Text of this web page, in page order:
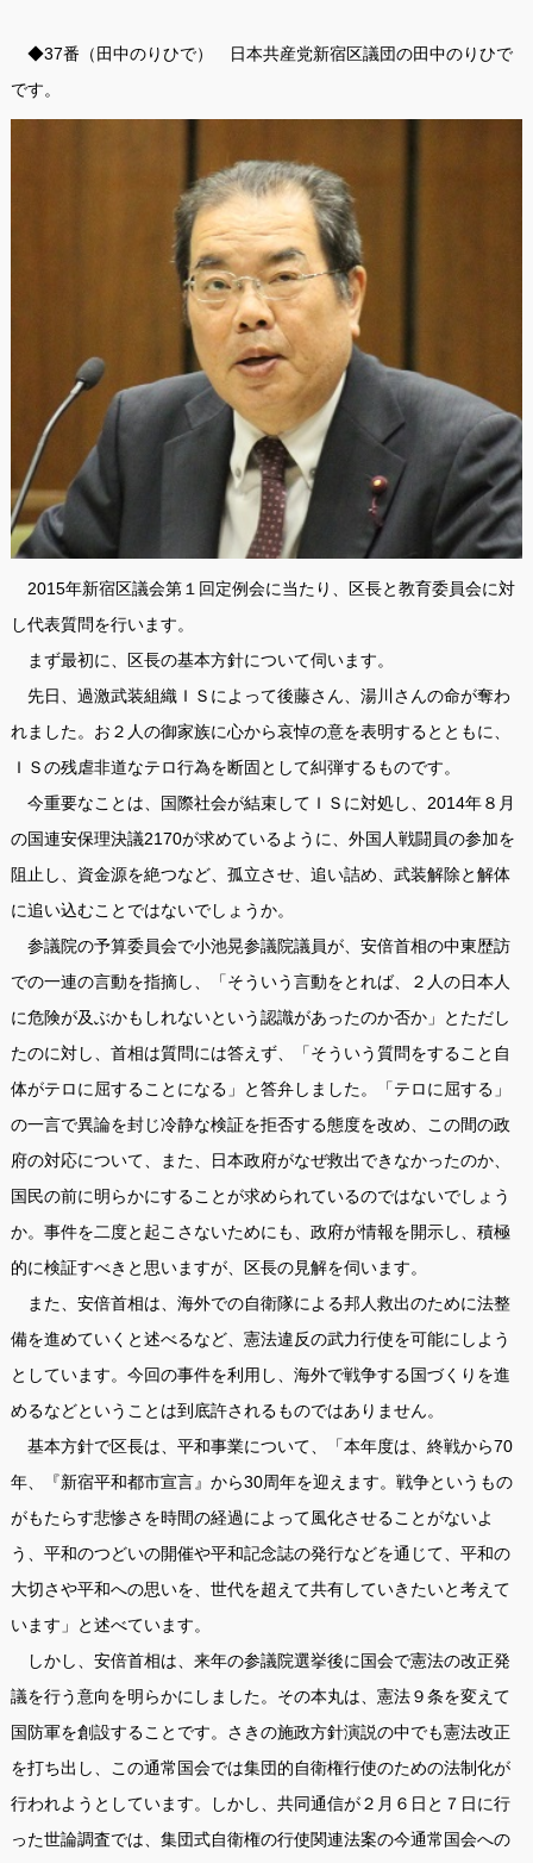
◆37番（田中のりひで） 日本共産党新宿区議団の田中のりひで
です。
2015年新宿区議会第１回定例会に当たり、区長と教育委員会に対
し代表質問を行います。
まず最初に、区長の基本方針について伺います。
先日、過激武装組織ＩＳによって後藤さん、湯川さんの命が奪わ
れました。お２人の御家族に心から哀悼の意を表明するとともに、
ＩＳの残虐非道なテロ行為を断固として糾弾するものです。
今重要なことは、国際社会が結束してＩＳに対処し、2014年８月
の国連安保理決議2170が求めているように、外国人戦闘員の参加を
阻止し、資金源を絶つなど、孤立させ、追い詰め、武装解除と解体
に追い込むことではないでしょうか。
参議院の予算委員会で小池晃参議院議員が、安倍首相の中東歴訪
での一連の言動を指摘し、「そういう言動をとれば、２人の日本人
に危険が及ぶかもしれないという認識があったのか否か」とただし
たのに対し、首相は質問には答えず、「そういう質問をすること自
体がテロに屈することになる」と答弁しました。「テロに屈する」
の一言で異論を封じ冷静な検証を拒否する態度を改め、この間の政
府の対応について、また、日本政府がなぜ救出できなかったのか、
国民の前に明らかにすることが求められているのではないでしょう
か。事件を二度と起こさないためにも、政府が情報を開示し、積極
的に検証すべきと思いますが、区長の見解を伺います。
また、安倍首相は、海外での自衛隊による邦人救出のために法整
備を進めていくと述べるなど、憲法違反の武力行使を可能にしよう
としています。今回の事件を利用し、海外で戦争する国づくりを進
めるなどということは到底許されるものではありません。
基本方針で区長は、平和事業について、「本年度は、終戦から70
年、『新宿平和都市宣言』から30周年を迎えます。戦争というもの
がもたらす悲惨さを時間の経過によって風化させることがないよ
う、平和のつどいの開催や平和記念誌の発行などを通じて、平和の
大切さや平和への思いを、世代を超えて共有していきたいと考えて
います」と述べています。
しかし、安倍首相は、来年の参議院選挙後に国会で憲法の改正発
議を行う意向を明らかにしました。その本丸は、憲法９条を変えて
国防軍を創設することです。さきの施政方針演説の中でも憲法改正
を打ち出し、この通常国会では集団的自衛権行使のための法制化が
行われようとしています。しかし、共同通信が２月６日と７日に行
った世論調査では、集団式自衛権の行使関連法案の今通常国会への